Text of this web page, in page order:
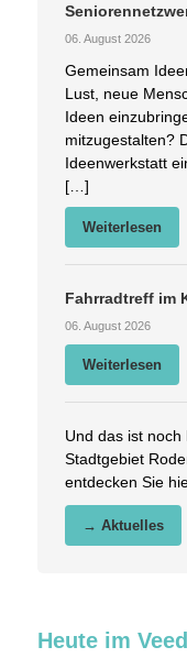
06. August 2026
Gemeinsam
Lust, neue
Ideen
mitzugestalten?
Ideenwerkstatt
[…]
Weiterlesen
Fahrradtreff im
06. August 2026
Weiterlesen
Und das ist noch
Stadtgebiet
entdecken Sie
→ Aktuelles
Heute im